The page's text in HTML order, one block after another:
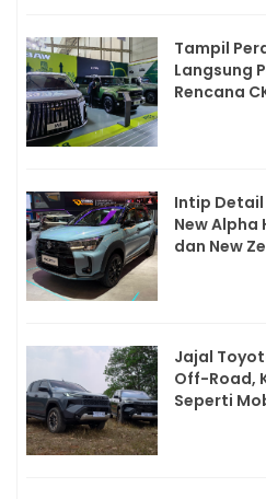
Tampil
Langsung
Rencana
Intip Detail
New Alpha
dan New
Jajal
Off-Road,
Seperti